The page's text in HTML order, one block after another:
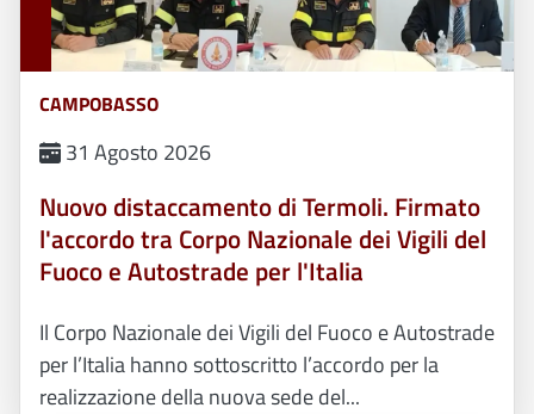
CAMPOBASSO
31 Agosto 2026
Nuovo distaccamento di Termoli. Firmato
l'accordo tra Corpo Nazionale dei Vigili del
Fuoco e Autostrade per l'Italia
Il Corpo Nazionale dei Vigili del Fuoco e Autostrade
per l’Italia hanno sottoscritto l’accordo per la
realizzazione della nuova sede del...